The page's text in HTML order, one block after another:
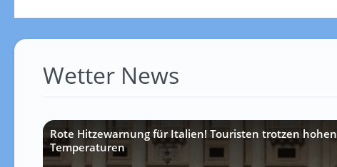
Wetter News
Rote Hitzewarnung für Italien! Touristen trotzen hohen
Temperaturen